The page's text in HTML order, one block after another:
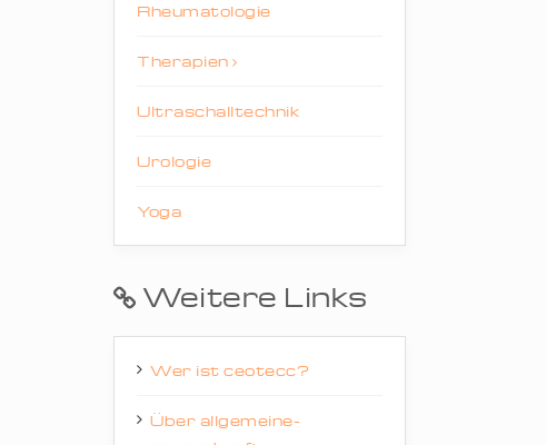
Rheumatologie
Therapien
Ultraschalltechnik
Urologie
Yoga
Weitere Links
Wer ist ceotecc?
Über allgemeine-